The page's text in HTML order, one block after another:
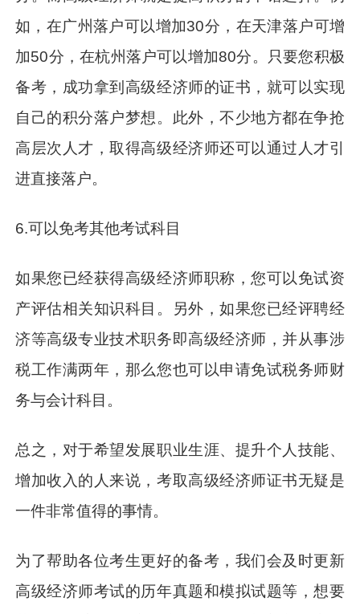
如，在广州落户可以增加30分，在天津落户可增
加50分，在杭州落户可以增加80分。只要您积极
备考，成功拿到高级经济师的证书，就可以实现
自己的积分落户梦想。此外，不少地方都在争抢
高层次人才，取得高级经济师还可以通过人才引
进直接落户。
6.可以免考其他考试科目
如果您已经获得高级经济师职称，您可以免试资
产评估相关知识科目。另外，如果您已经评聘经
济等高级专业技术职务即高级经济师，并从事涉
税工作满两年，那么您也可以申请免试税务师财
务与会计科目。
总之，对于希望发展职业生涯、提升个人技能、
增加收入的人来说，考取高级经济师证书无疑是
一件非常值得的事情。
为了帮助各位考生更好的备考，我们会及时更新
高级经济师考试的历年真题和模拟试题等，想要